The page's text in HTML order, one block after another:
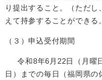
り提出すること。（ただ
えて持参することができる
（３）申込受付期間
令和8年6月22日（月曜
日）までの毎日（福岡県